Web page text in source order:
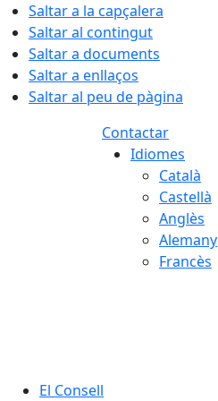
Saltar a la capçalera
Saltar al contingut
Saltar a documents
Saltar a enllaços
Saltar al peu de pàgina
Contactar
Idiomes
Català
Castellà
Anglès
Alemany
Francès
El Consell